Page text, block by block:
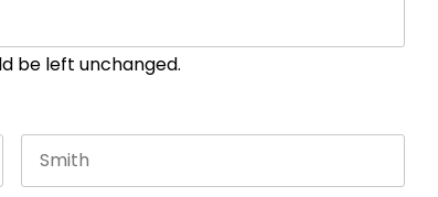
be left unchanged.